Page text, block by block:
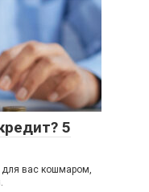
5
для вас кошмаром,